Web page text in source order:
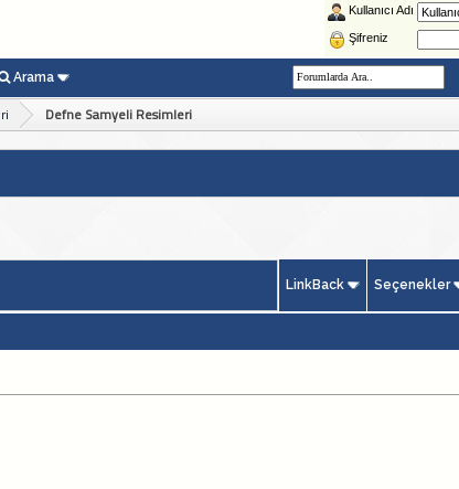
Kullanıcı Adı
Şifreniz
Arama
Defne Samyeli Resimleri
LinkBack Seçenekler